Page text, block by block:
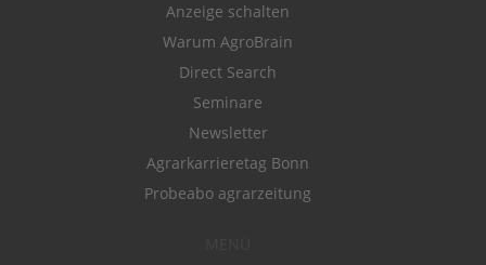
Anzeige schalten
Warum AgroBrain
Direct Search
Seminare
Newsletter
Agrarkarrieretag Bonn
Probeabo agrarzeitung